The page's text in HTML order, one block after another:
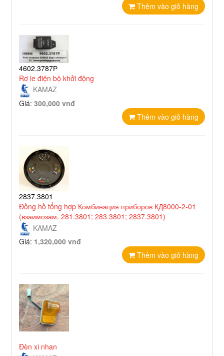
Thêm vào giỏ hàng
4602.3787Р
Rơ le điện bộ khởi động
KAMAZ
Giá:300,000 vnđ
Thêm vào giỏ hàng
2837.3801
Đồng hồ tổng hợp Комбинация приборов КД8000-2-01
(взаимозам. 281.3801; 283.3801; 2837.3801)
KAMAZ
Giá: 1,320,000 vnđ
Thêm vào giỏ hàng
Đèn xi nhan